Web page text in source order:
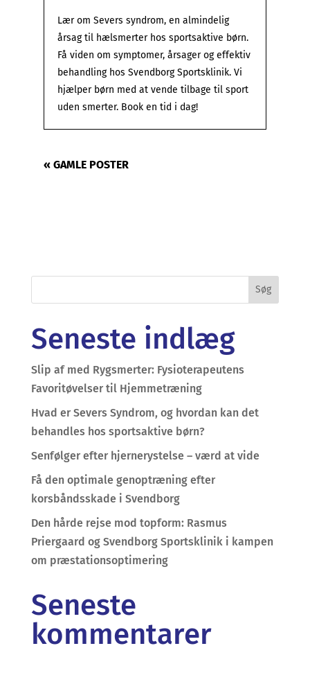
Lær om Severs syndrom, en almindelig
årsag til hælsmerter hos sportsaktive børn.
Få viden om symptomer, årsager og effektiv
behandling hos Svendborg Sportsklinik. Vi
hjælper børn med at vende tilbage til sport
uden smerter. Book en tid i dag!
« GAMLE POSTER
Seneste indlæg
Slip af med Rygsmerter: Fysioterapeutens
Favoritøvelser til Hjemmetræning
Hvad er Severs Syndrom, og hvordan kan det
behandles hos sportsaktive børn?
Senfølger efter hjernerystelse – værd at vide
Få den optimale genoptræning efter
korsbåndsskade i Svendborg
Den hårde rejse mod topform: Rasmus
Priergaard og Svendborg Sportsklinik i kampen
om præstationsoptimering
Seneste
kommentarer